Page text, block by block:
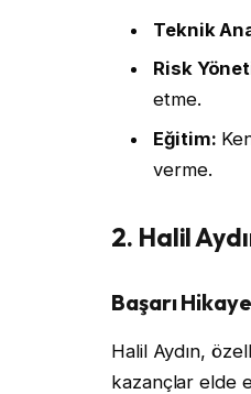
Teknik
Risk
etme.
Eğitim:
verme.
2. Halil
Başarı
Halil Aydın,
kazançlar elde